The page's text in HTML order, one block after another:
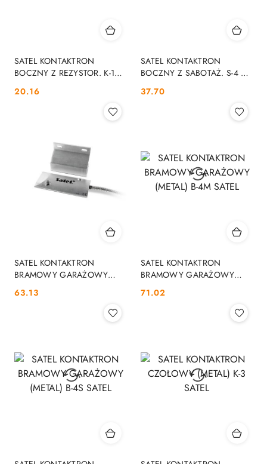
SATEL KONTAKTRON
BOCZNY Z REZYSTOR. K-1
Cena:
20.16
SATEL KONTAKTRON
BOCZNY Z SABOTAŻ. S-4 BR
Cena:
37.70
SATEL KONTAKTRON
BRAMOWY GARAŻOWY
Cena:
63.13
SATEL KONTAKTRON
BRAMOWY GARAŻOWY
Cena:
71.02